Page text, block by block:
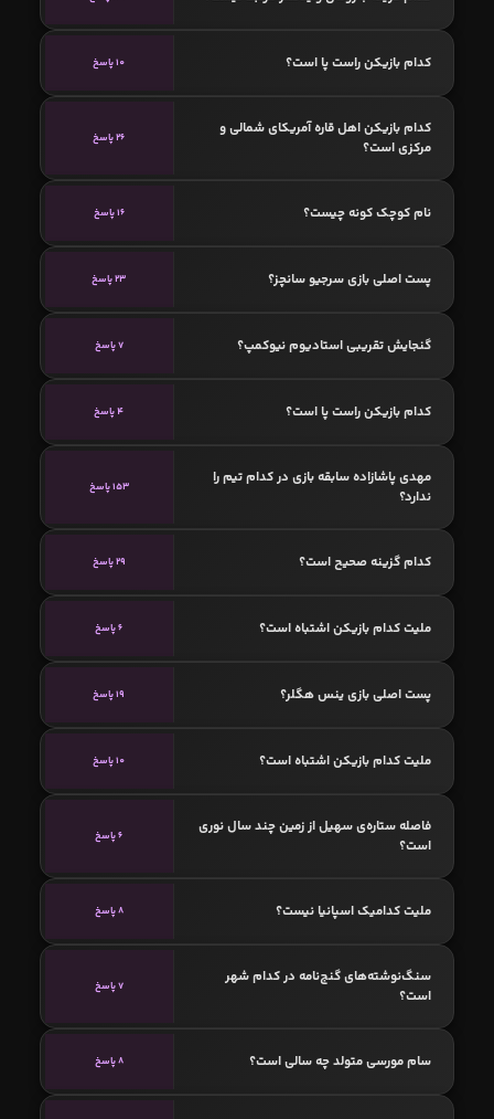
کدام بازیکن راست پا است؟ 10 پاسخ
کدام بازیکن اهل قاره آمریکای شمالی و
مرکزی است؟
26 پاسخ
نام کوچک کونه چیست؟ 16 پاسخ
پست اصلی بازی سرجیو سانچز؟ 23 پاسخ
گنجایش تقریبی استادیوم نیوکمپ؟ 7 پاسخ
کدام بازیکن راست پا است؟ 4 پاسخ
مهدی پاشازاده سابقه بازی در کدام تیم را
ندارد؟
153 پاسخ
کدام گزینه صحیح است؟ 29 پاسخ
ملیت کدام بازیکن اشتباه است؟ 6 پاسخ
پست اصلی بازی ینس هگلر؟ 19 پاسخ
ملیت کدام بازیکن اشتباه است؟ 10 پاسخ
فاصله ستاره‌ی سهیل از زمین چند سال نوری
است؟
6 پاسخ
ملیت کدامیک اسپانیا نیست؟ 8 پاسخ
سنگ‌نوشته‌های گنج‌نامه در کدام شهر
است؟
7 پاسخ
سام مورسی متولد چه سالی است؟ 8 پاسخ